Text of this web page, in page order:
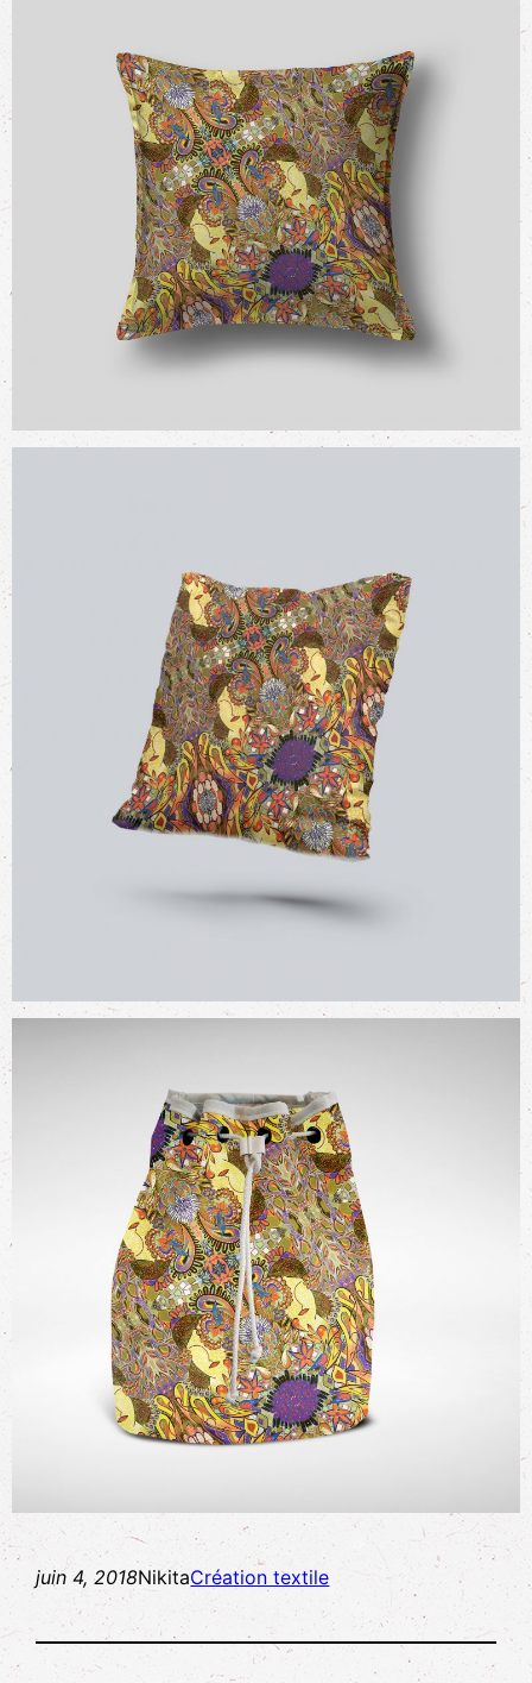
juin 4, 2018NikitaCréation textile